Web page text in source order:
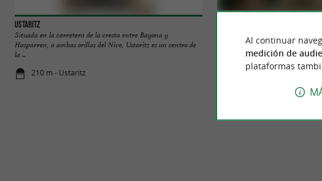
Ustaritz
Situada en la carretera de la cresta entre Bayona y
Hasparren, a ambas orillas del Nive, Ustaritz es un centro de
la ...
210 m - Ustaritz
Castillo de Lota está situado a
pueblo de Ustaritz. Este hermoso
386 m - Ustaritz
Al continuar
medición de
plataformas